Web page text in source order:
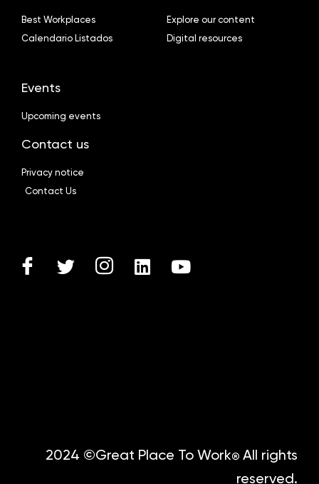
Best Workplaces
Calendario Listados
Explore our content
Digital resources
Events
Upcoming events
Contact us
Privacy notice
Contact Us
2024 ©Great Place To Work® All rights
reserved.